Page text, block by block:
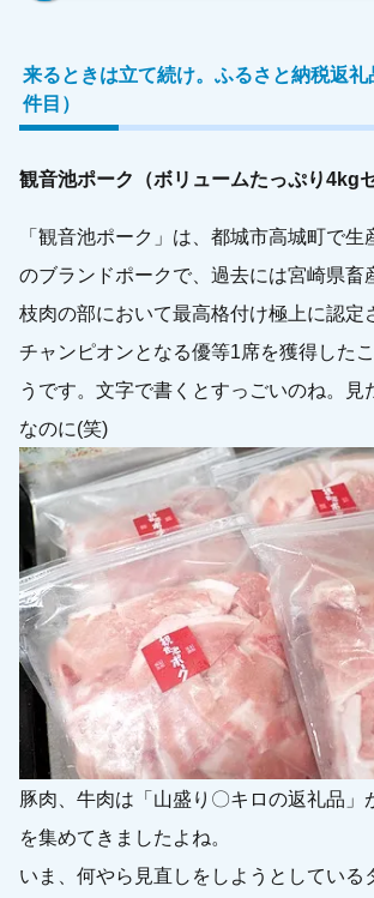
来るときは立て続け。ふるさと納税返礼
件目）
観音池ポーク（ボリュームたっぷり4kg
「観音池ポーク」は、都城市高城町で生
のブランドポークで、過去には宮崎県畜
枝肉の部において最高格付け極上に認定
チャンピオンとなる優等1席を獲得した
うです。文字で書くとすっごいのね。見
なのに(笑)
豚肉、牛肉は「山盛り〇キロの返礼品」
を集めてきましたよね。
いま、何やら見直しをしようとしている